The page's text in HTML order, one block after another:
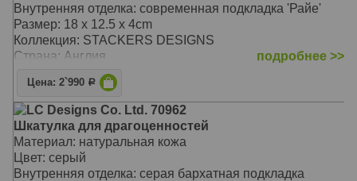
Внутренняя отделка: современная подкладка 'Райе'
Размер: 18 x 12.5 x 4cm
Коллекция: STACKERS DESIGNS
Страна: Англия
подробнее >>
Цена: 2`990 Р
LC Designs Co. Ltd. 70962
Шкатулка для драгоценностей
Материал: натуральная кожа
Цвет: серый
Внутренняя отделка: серая бархатная подкладка